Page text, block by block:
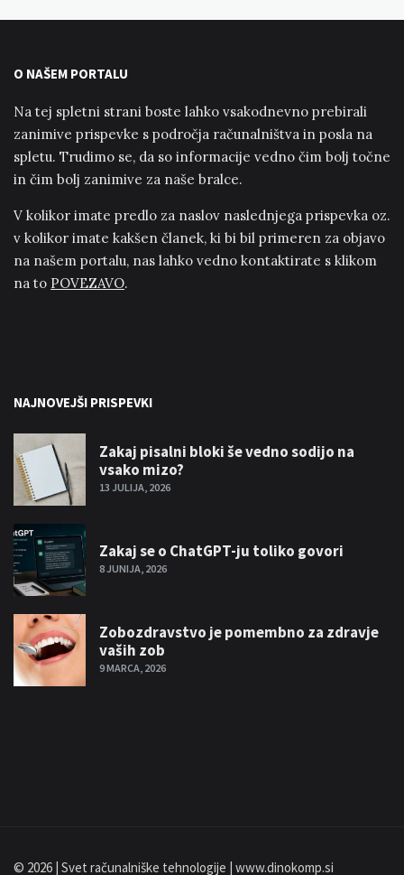
O NAŠEM PORTALU
Na tej spletni strani boste lahko vsakodnevno prebirali
zanimive prispevke s področja računalništva in posla na
spletu. Trudimo se, da so informacije vedno čim bolj točne
in čim bolj zanimive za naše bralce.
V kolikor imate predlo za naslov naslednjega prispevka oz.
v kolikor imate kakšen članek, ki bi bil primeren za objavo
na našem portalu, nas lahko vedno kontaktirate s klikom
na to POVEZAVO.
NAJNOVEJŠI PRISPEVKI
Zakaj pisalni bloki še vedno sodijo na
vsako mizo?
13 JULIJA, 2026
Zakaj se o ChatGPT-ju toliko govori
8 JUNIJA, 2026
Zobozdravstvo je pomembno za zdravje
vaših zob
9 MARCA, 2026
© 2026 | Svet računalniške tehnologije | www.dinokomp.si